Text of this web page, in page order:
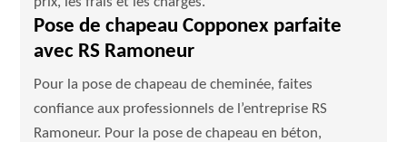
Pose de chapeau Copponex parfaite
avec RS Ramoneur
Pour la pose de chapeau de cheminée, faites
confiance aux professionnels de l’entreprise RS
Ramoneur. Pour la pose de chapeau en béton,